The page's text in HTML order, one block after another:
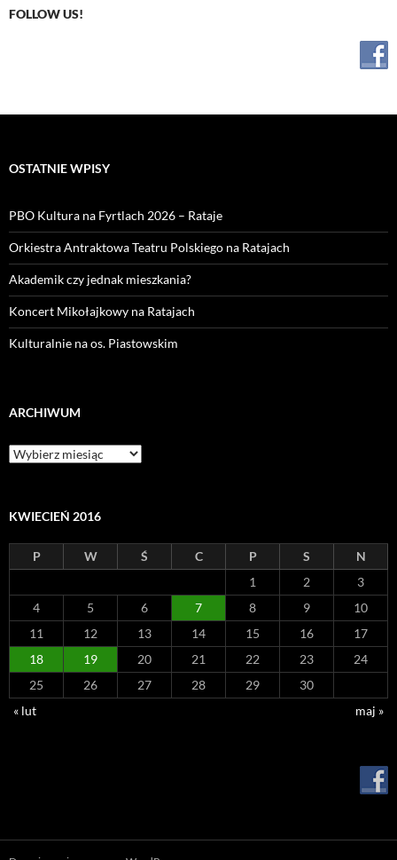
FOLLOW US!
OSTATNIE WPISY
PBO Kultura na Fyrtlach 2026 – Rataje
Orkiestra Antraktowa Teatru Polskiego na Ratajach
Akademik czy jednak mieszkania?
Koncert Mikołajkowy na Ratajach
Kulturalnie na os. Piastowskim
ARCHIWUM
Archiwum
KWIECIEŃ 2016
P W Ś C P S
N
1
2
3
4
5 6 7 8 9
10
11
12 13 14 15 16
17
18
19 20 21 22 23
24
25
26 27 28 29
30
« lut
maj »